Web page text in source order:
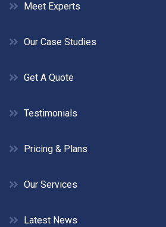
Meet Experts
Our Case Studies
Get A Quote
Testimonials
Pricing & Plans
Our Services
Latest News